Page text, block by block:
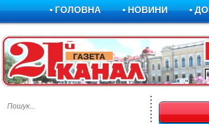
• ГОЛОВНА • НОВИНИ •